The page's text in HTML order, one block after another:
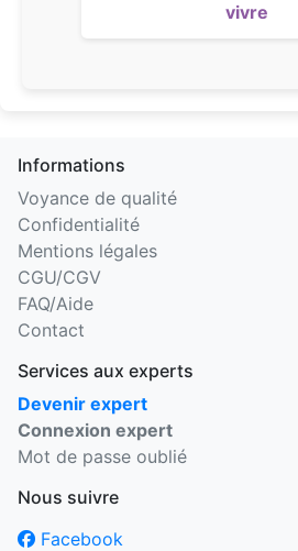
vivre
Informations
Voyance de qualité
Confidentialité
Mentions légales
CGU/CGV
FAQ/Aide
Contact
Services aux experts
Devenir expert
Connexion expert
Mot de passe oublié
Nous suivre
Facebook